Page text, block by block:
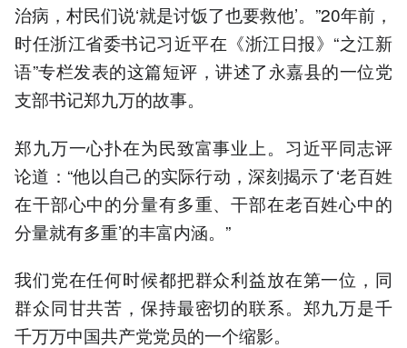
治病，村民们说‘就是讨饭了也要救他’。”20年前，
时任浙江省委书记习近平在《浙江日报》“之江新
语”专栏发表的这篇短评，讲述了永嘉县的一位党
支部书记郑九万的故事。
郑九万一心扑在为民致富事业上。习近平同志评
论道：“他以自己的实际行动，深刻揭示了‘老百姓
在干部心中的分量有多重、干部在老百姓心中的
分量就有多重’的丰富内涵。”
我们党在任何时候都把群众利益放在第一位，同
群众同甘共苦，保持最密切的联系。郑九万是千
千万万中国共产党党员的一个缩影。